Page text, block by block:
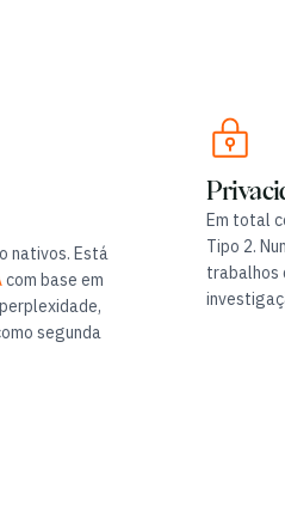
nativos. Está
com base em
segunda
Em total
Tipo 2.
trabalhos